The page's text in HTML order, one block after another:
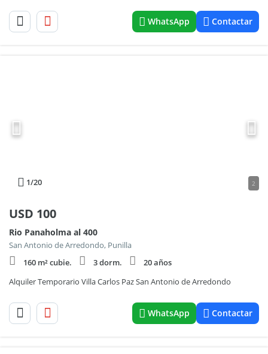
WhatsApp Contactar
1/20 2
USD 100
Rio Panaholma al 400
San Antonio de Arredondo, Punilla
160 m² cubie.
3 dorm.
20 años
Alquiler Temporario Villa Carlos Paz San Antonio de Arredondo
WhatsApp Contactar